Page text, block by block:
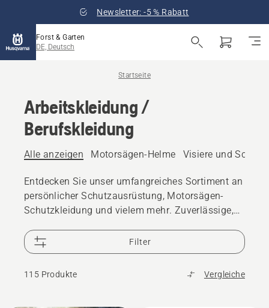
Newsletter: -5 % Rabatt
Forst & Garten
DE, Deutsch
Startseite
Arbeitskleidung /
Berufskleidung
Alle anzeigen Motorsägen-Helme Visiere und
Entdecken Sie unser umfangreiches Sortiment an
persönlicher Schutzausrüstung, Motorsägen-
Schutzkleidung und vielem mehr. Zuverlässige,
jede Herausforderung bestens gerüstet sind.
Filter
115 Produkte Vergleiche